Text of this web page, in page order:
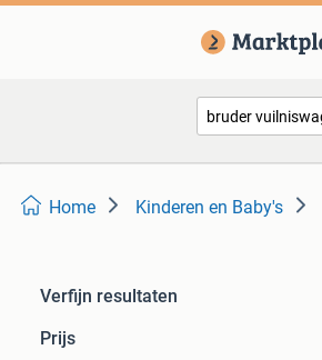
Home Kinderen en Baby's
Verfijn resultaten
Prijs